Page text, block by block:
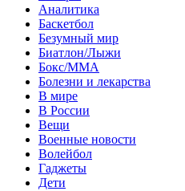
Аналитика
Баскетбол
Безумный мир
Биатлон/Лыжи
Бокс/MMA
Болезни и лекарства
В мире
В России
Вещи
Военные новости
Волейбол
Гаджеты
Дети